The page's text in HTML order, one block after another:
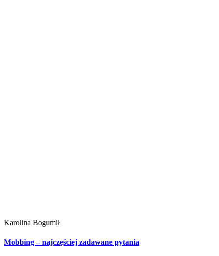
Karolina Bogumił
Mobbing – najczęściej zadawane pytania